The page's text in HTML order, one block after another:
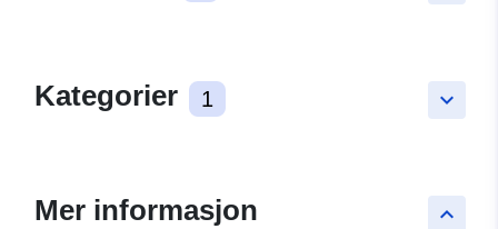
keyboard_arrow_down
Kategorier 1
keyboard_arrow_up
Mer informasjon